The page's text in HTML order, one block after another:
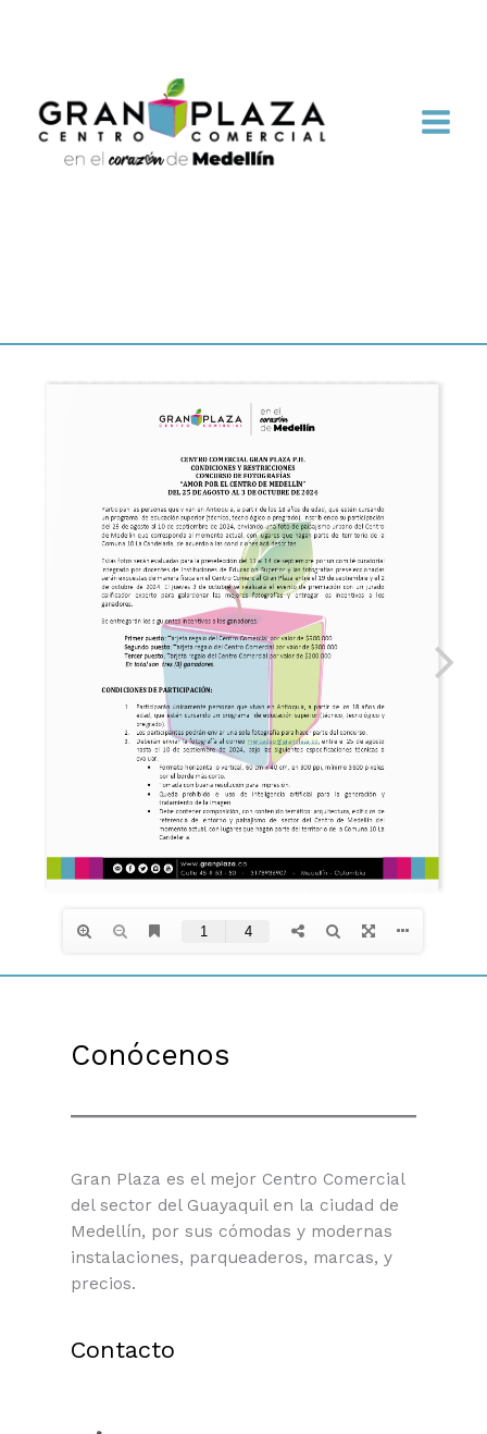
Conócenos
Gran Plaza es el mejor Centro Comercial
del sector del Guayaquil en la ciudad de
Medellín, por sus cómodas y modernas
instalaciones, parqueaderos, marcas, y
precios.
Contacto